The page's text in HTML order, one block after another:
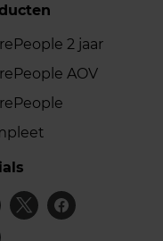
2 jaar
AOV